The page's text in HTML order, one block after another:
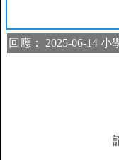
回應： 2025-06-14 小